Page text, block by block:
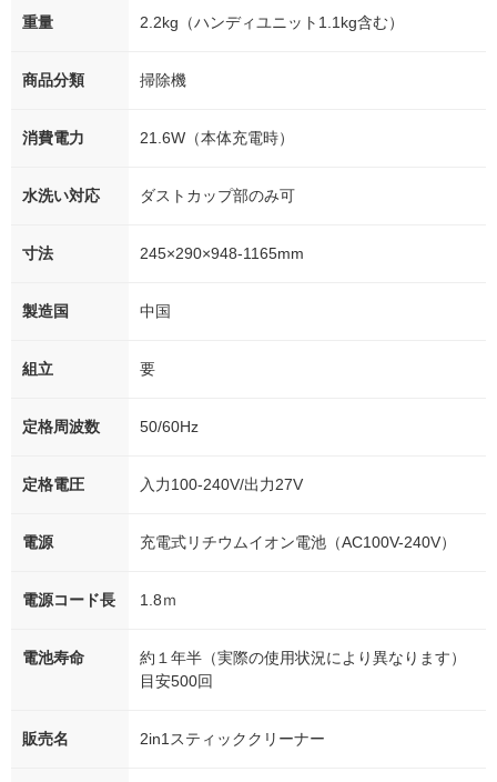
重量 2.2kg（ハンディユニット1.1kg含む）
商品分類 掃除機
消費電力 21.6W（本体充電時）
水洗い対応 ダストカップ部のみ可
寸法 245×290×948-1165mm
製造国 中国
組立 要
定格周波数 50/60Hz
定格電圧 入力100-240V/出力27V
電源 充電式リチウムイオン電池（AC100V-240V）
電源コード長 1.8ｍ
電池寿命
約１年半（実際の使用状況により異なります）
目安500回
販売名 2in1スティッククリーナー